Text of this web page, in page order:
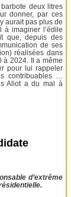
deux litres
donner, par ces
aurait pas plus de
imaginer l’édile
que, depuis des
de ses
réalisées dans
à 2024. Il a même
pour lui rappeler
contribuables …
Aliot a du mal à
d’extrême